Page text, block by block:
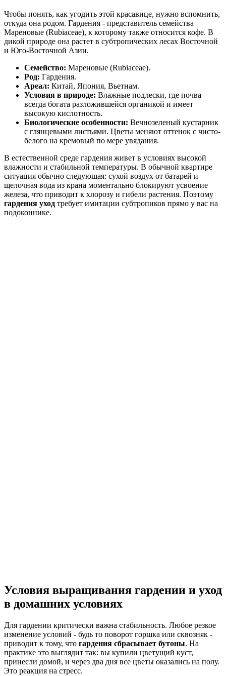
Чтобы понять, как угодить этой красавице, нужно вспомнить,
откуда она родом. Гардения - представитель семейства
Мареновые (Rubiaceae), к которому также относится кофе. В
дикой природе она растет в субтропических лесах Восточной
и Юго-Восточной Азии.
Семейство: Мареновые (Rubiaceae).
Род: Гардения.
Ареал: Китай, Япония, Вьетнам.
Условия в природе: Влажные подлески, где почва
всегда богата разложившейся органикой и имеет
высокую кислотность.
Биологические особенности: Вечнозеленый кустарник
с глянцевыми листьями. Цветы меняют оттенок с чисто-
белого на кремовый по мере увядания.
В естественной среде гардения живет в условиях высокой
влажности и стабильной температуры. В обычной квартире
ситуация обычно следующая: сухой воздух от батарей и
щелочная вода из крана моментально блокируют усвоение
железа, что приводит к хлорозу и гибели растения. Поэтому
гардения уход требует имитации субтропиков прямо у вас на
подоконнике.
Условия выращивания гардении и уход
в домашних условиях
Для гардении критически важна стабильность. Любое резкое
изменение условий - будь то поворот горшка или сквозняк -
приводит к тому, что гардения сбрасывает бутоны. На
практике это выглядит так: вы купили цветущий куст,
принесли домой, и через два дня все цветы оказались на полу.
Это реакция на стресс.